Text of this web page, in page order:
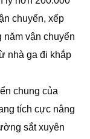
chuyển, xếp
năm vận chuyển
nhà ga đi khắp
chung của
tích cực nâng
sắt xuyên